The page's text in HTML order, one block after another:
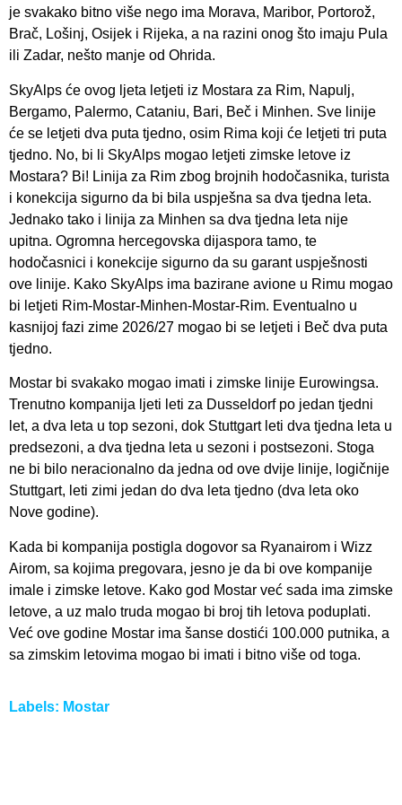
je svakako bitno više nego ima Morava, Maribor, Portorož,
Brač, Lošinj, Osijek i Rijeka, a na razini onog što imaju Pula
ili Zadar, nešto manje od Ohrida.
SkyAlps će ovog ljeta letjeti iz Mostara za Rim, Napulj,
Bergamo, Palermo, Cataniu, Bari, Beč i Minhen. Sve linije
će se letjeti dva puta tjedno, osim Rima koji će letjeti tri puta
tjedno. No, bi li SkyAlps mogao letjeti zimske letove iz
Mostara? Bi! Linija za Rim zbog brojnih hodočasnika, turista
i konekcija sigurno da bi bila uspješna sa dva tjedna leta.
Jednako tako i linija za Minhen sa dva tjedna leta nije
upitna. Ogromna hercegovska dijaspora tamo, te
hodočasnici i konekcije sigurno da su garant uspješnosti
ove linije. Kako SkyAlps ima bazirane avione u Rimu mogao
bi letjeti Rim-Mostar-Minhen-Mostar-Rim. Eventualno u
kasnijoj fazi zime 2026/27 mogao bi se letjeti i Beč dva puta
tjedno.
Mostar bi svakako mogao imati i zimske linije Eurowingsa.
Trenutno kompanija ljeti leti za Dusseldorf po jedan tjedni
let, a dva leta u top sezoni, dok Stuttgart leti dva tjedna leta u
predsezoni, a dva tjedna leta u sezoni i postsezoni. Stoga
ne bi bilo neracionalno da jedna od ove dvije linije, logičnije
Stuttgart, leti zimi jedan do dva leta tjedno (dva leta oko
Nove godine).
Kada bi kompanija postigla dogovor sa Ryanairom i Wizz
Airom, sa kojima pregovara, jesno je da bi ove kompanije
imale i zimske letove. Kako god Mostar već sada ima zimske
letove, a uz malo truda mogao bi broj tih letova poduplati.
Već ove godine Mostar ima šanse dostići 100.000 putnika, a
sa zimskim letovima mogao bi imati i bitno više od toga.
Labels: Mostar